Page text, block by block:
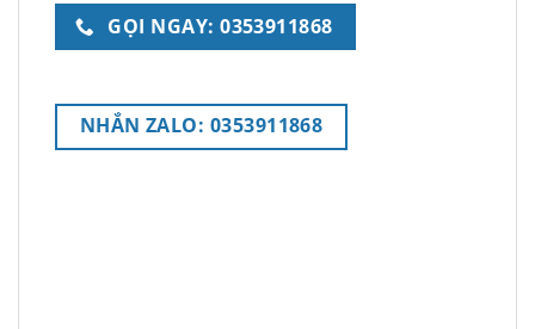
GỌI NGAY: 0353911868
NHẮN ZALO: 0353911868